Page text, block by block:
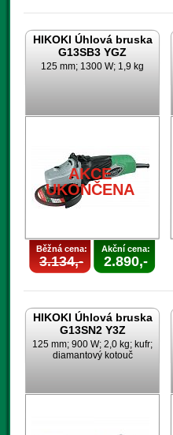
HIKOKI Úhlová bruska
G13SB3 YGZ
125 mm; 1300 W; 1,9 kg
AKCE
UKONČENA
Běžná cena:
3.134,-
Akční cena:
2.890,-
HIKOKI Úhlová bruska
G13SN2 Y3Z
125 mm; 900 W; 2,0 kg; kufr;
diamantový kotouč